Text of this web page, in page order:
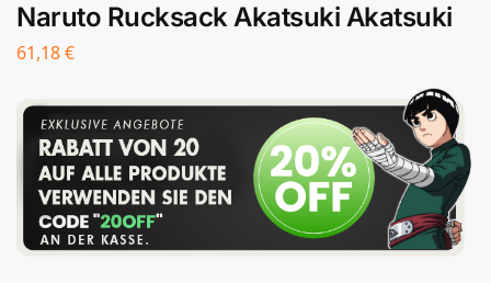
Naruto Rucksack Akatsuki Akatsuki
61,18€